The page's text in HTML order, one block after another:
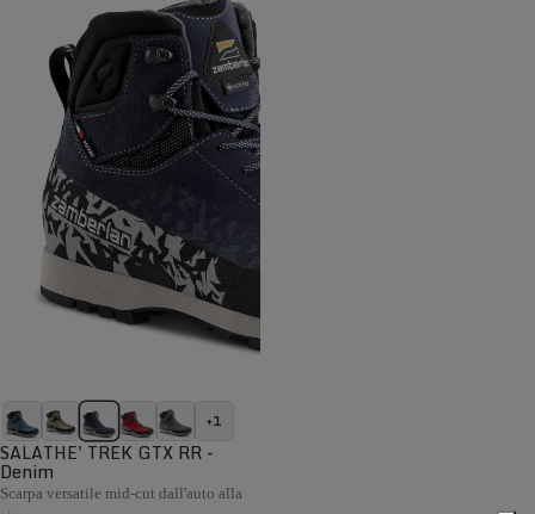
+1
SALATHE' TREK GTX RR -
Denim
Scarpa versatile mid-cut dall'auto alla